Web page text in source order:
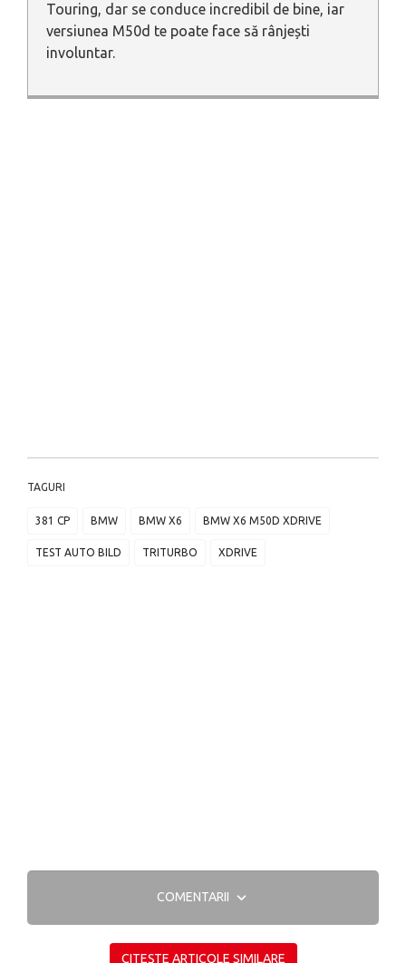
Touring, dar se conduce incredibil de bine, iar
versiunea M50d te poate face să rânjești
involuntar.
TAGURI
381 CP BMW BMW X6 BMW X6 M50D XDRIVE
TEST AUTO BILD TRITURBO XDRIVE
COMENTARII
CITEȘTE ARTICOLE SIMILARE